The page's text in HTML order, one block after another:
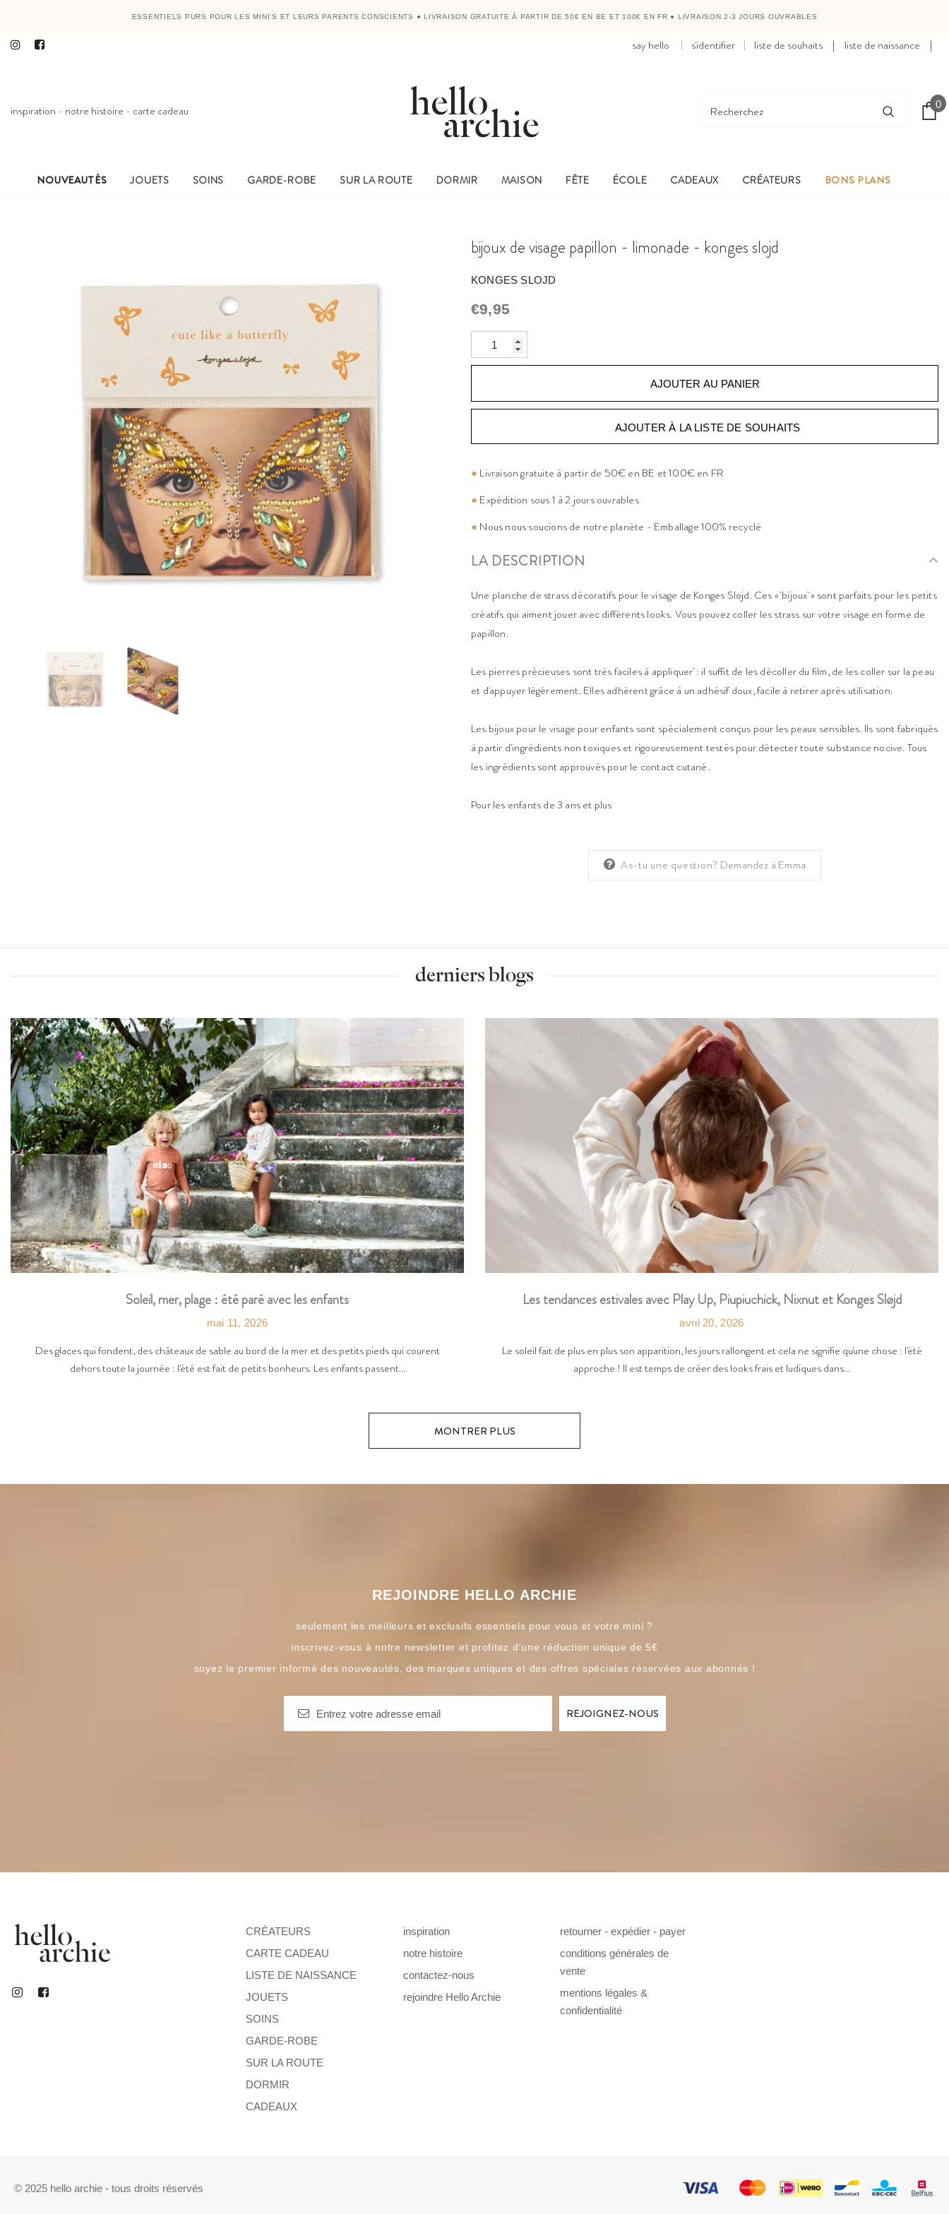
ESSENTIELS PURS POUR LES MINI'S ET LEURS PARENTS CONSCIENTS ● LIVRAISON GRATUITE À PARTIR DE 50€ EN BE ET 100€ EN FR ● LIVRAISON 2-3 JOURS OUVRABLES
say hello s'identifier liste de souhaits | liste de naissance |
inspiration - notre histoire - carte cadeau 0
NOUVEAUTÉS JOUETS SOINS GARDE-ROBE SUR LA ROUTE DORMIR MAISON FÊTE ÉCOLE CADEAUX CRÉATEURS BONS PLANS
bijoux de visage papillon - limonade - konges slojd
KONGES SLOJD
€9,95
AJOUTER À LA LISTE DE SOUHAITS
● Livraison gratuite à partir de 50€ en BE et 100€ en FR
● Expédition sous 1 à 2 jours ouvrables
● Nous nous soucions de notre planète - Emballage 100% recyclé
LA DESCRIPTION
Une planche de strass décoratifs pour le visage de Konges Sløjd. Ces « bijoux » sont parfaits pour les petits
créatifs qui aiment jouer avec différents looks. Vous pouvez coller les strass sur votre visage en forme de
papillon.
Les pierres précieuses sont très faciles à appliquer : il suffit de les décoller du film, de les coller sur la peau
et d'appuyer légèrement. Elles adhèrent grâce à un adhésif doux, facile à retirer après utilisation.
Les bijoux pour le visage pour enfants sont spécialement conçus pour les peaux sensibles. Ils sont fabriqués
à partir d'ingrédients non toxiques et rigoureusement testés pour détecter toute substance nocive. Tous
les ingrédients sont approuvés pour le contact cutané.
Pour les enfants de 3 ans et plus
As-tu une question? Demandez à Emma
derniers blogs
Soleil, mer, plage : été paré avec les enfants
mai 11, 2026
Des glaces qui fondent, des châteaux de sable au bord de la mer et des petits pieds qui courent
dehors toute la journée : l'été est fait de petits bonheurs. Les enfants passent...
Les tendances estivales avec Play Up, Piupiuchick, Nixnut et Konges Sløjd
avril 20, 2026
Le soleil fait de plus en plus son apparition, les jours rallongent et cela ne signifie qu'une chose : l'été
approche ! Il est temps de créer des looks frais et ludiques dans...
MONTRER PLUS
REJOINDRE HELLO ARCHIE
seulement les meilleurs et exclusifs essentiels pour vous et votre mini ?
inscrivez-vous à notre newsletter et profitez d'une réduction unique de 5€
soyez le premier informé des nouveautés, des marques uniques et des offres spéciales réservées aux abonnés !
CRÉATEURS
CARTE CADEAU
LISTE DE NAISSANCE
JOUETS
SOINS
GARDE-ROBE
SUR LA ROUTE
DORMIR
CADEAUX
inspiration
notre histoire
contactez-nous
rejoindre Hello Archie
retourner - expédier - payer
conditions générales de
vente
mentions légales &
confidentialité
© 2025 hello archie - tous droits réservés